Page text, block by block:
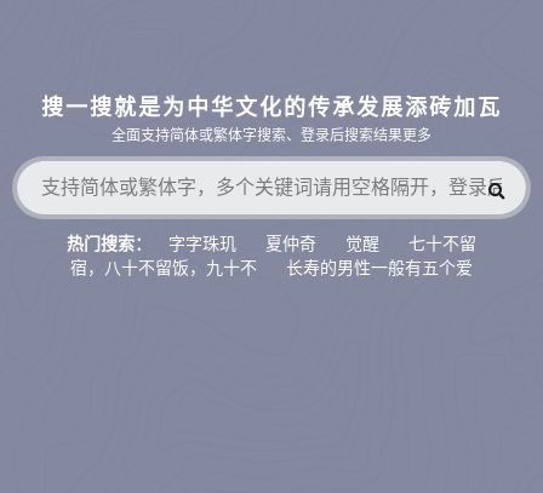
搜一搜就是为中华文化的传承发展添砖加瓦
全面支持简体或繁体字搜索、登录后搜索结果更多
热门搜索： 字字珠玑 夏仲奇 觉醒
七十不留
宿，八十不留饭，九十不
长寿的男性一般有五个爱